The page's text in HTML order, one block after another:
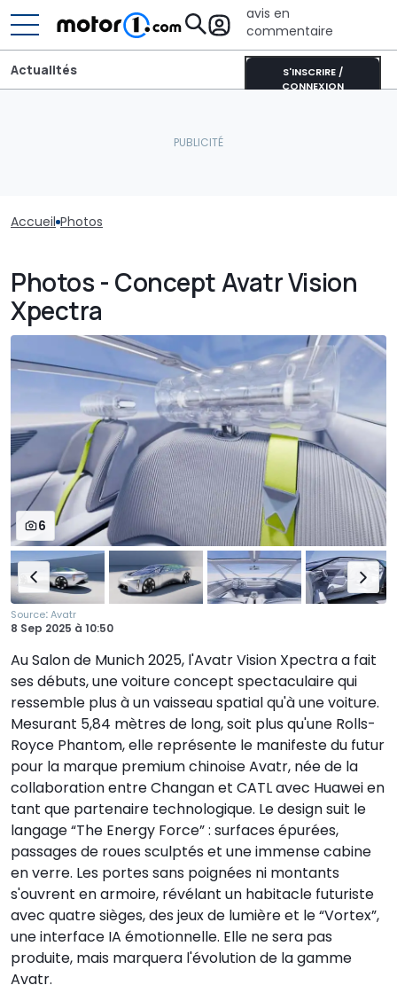
avis en
commentaire
S'INSCRIRE /
CONNEXION
Actualités
Accueil Photos
Photos - Concept Avatr Vision
Xpectra
6
Source:Avatr
8 Sep 2025 à 10:50
Au Salon de Munich 2025, l'Avatr Vision Xpectra a fait
ses débuts, une voiture concept spectaculaire qui
ressemble plus à un vaisseau spatial qu'à une voiture.
Mesurant 5,84 mètres de long, soit plus qu'une Rolls-
Royce Phantom, elle représente le manifeste du futur
pour la marque premium chinoise Avatr, née de la
collaboration entre Changan et CATL avec Huawei en
tant que partenaire technologique. Le design suit le
langage “The Energy Force” : surfaces épurées,
passages de roues sculptés et une immense cabine
en verre. Les portes sans poignées ni montants
s'ouvrent en armoire, révélant un habitacle futuriste
avec quatre sièges, des jeux de lumière et le “Vortex”,
une interface IA émotionnelle. Elle ne sera pas
produite, mais marquera l'évolution de la gamme
Avatr.